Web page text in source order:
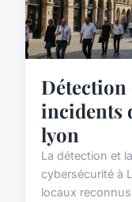
Détection
incidents
lyon
La détection et
cybersécurité à
locaux